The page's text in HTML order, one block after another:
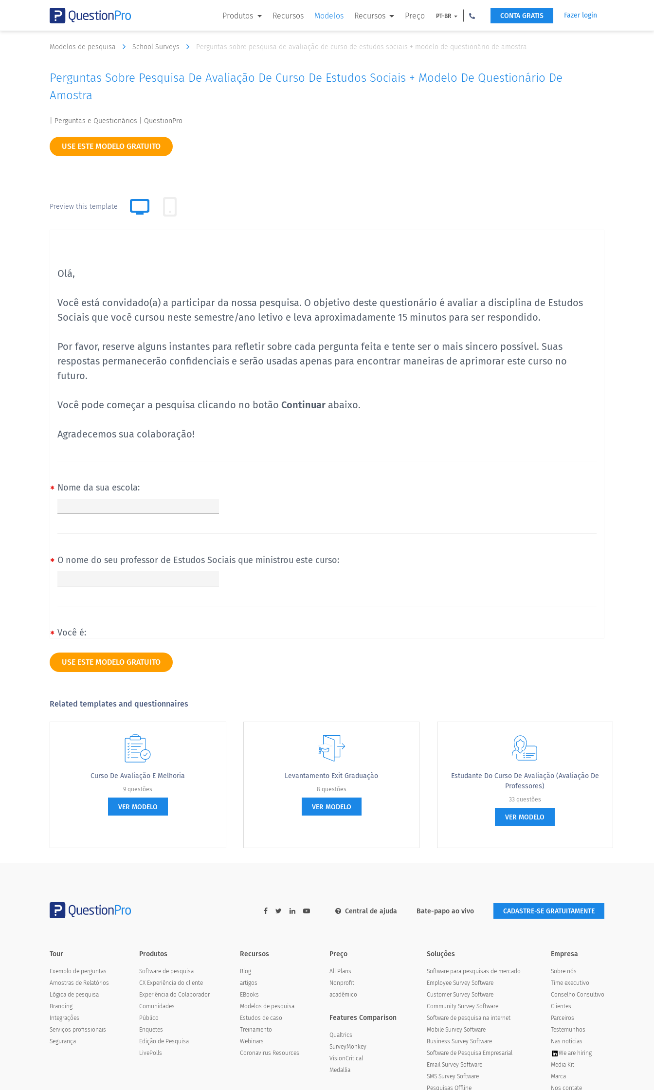
Produtos Recursos Modelos Recursos Preço PT-BR CONTA GRATIS Fazer login
Modelos de pesquisa School Surveys Perguntas sobre pesquisa de avaliação de curso de estudos sociais + modelo de questionário de amostra
Perguntas Sobre Pesquisa De Avaliação De Curso De Estudos Sociais + Modelo De Questionário De
Amostra
| Perguntas e Questionários | QuestionPro
USE ESTE MODELO GRATUITO
Preview this template
Olá,
Você está convidado(a) a participar da nossa pesquisa. O objetivo deste questionário é avaliar a disciplina de Estudos
Sociais que você cursou neste semestre/ano letivo e leva aproximadamente 15 minutos para ser respondido.
Por favor, reserve alguns instantes para refletir sobre cada pergunta feita e tente ser o mais sincero possível. Suas
respostas permanecerão confidenciais e serão usadas apenas para encontrar maneiras de aprimorar este curso no
futuro.
Você pode começar a pesquisa clicando no botão Continuar abaixo.
Agradecemos sua colaboração!
Nome da sua escola:
O nome do seu professor de Estudos Sociais que ministrou este curso:
Você é:
You are a:
Seu nível escolar atual:
Your current grade level:
Muito pobre
Boa
Muito bom
Como você apreciaria as seguintes características dos materiais de ensino usados neste curso?
Boa Muito bom
USE ESTE MODELO GRATUITO
Related templates and questionnaires
Curso De Avaliação E Melhoria
9 questões
VER MODELO
Levantamento Exit Graduação
8 questões
VER MODELO
Estudante Do Curso De Avaliação (Avaliação De
Professores)
33 questões
VER MODELO
Central de ajuda Bate-papo ao vivo CADASTRE-SE GRATUITAMENTE
Tour
Exemplo de perguntas
Amostras de Relatórios
Lógica de pesquisa
Branding
Integrações
Serviços profissionais
Segurança
Produtos
Software de pesquisa
CX Experiência do cliente
Experiência do Colaborador
Comunidades
Público
Enquetes
Edição de Pesquisa
LivePolls
Recursos
Blog
artigos
EBooks
Modelos de pesquisa
Estudos de caso
Treinamento
Webinars
Coronavirus Resources
Preço
All Plans
Nonprofit
acadêmico
Features Comparison
Qualtrics
SurveyMonkey
VisionCritical
Medallia
Soluções
Software para pesquisas de mercado
Employee Survey Software
Customer Survey Software
Community Survey Software
Software de pesquisa na internet
Mobile Survey Software
Business Survey Software
Software de Pesquisa Empresarial
Email Survey Software
SMS Survey Software
Pesquisas Offline
Empresa
Sobre nós
Time executivo
Conselho Consultivo
Clientes
Parceiros
Testemunhos
Nas noticias
We are hiring
Media Kit
Marca
Nos contate